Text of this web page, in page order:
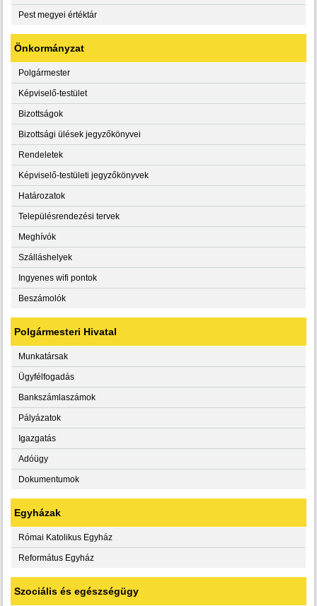
Pest megyei értéktár
Önkormányzat
Polgármester
Képviselő-testület
Bizottságok
Bizottsági ülések jegyzőkönyvei
Rendeletek
Képviselő-testületi jegyzőkönyvek
Határozatok
Településrendezési tervek
Meghívók
Szálláshelyek
Ingyenes wifi pontok
Beszámolók
Polgármesteri Hivatal
Munkatársak
Ügyfélfogadás
Bankszámlaszámok
Pályázatok
Igazgatás
Adóügy
Dokumentumok
Egyházak
Római Katolikus Egyház
Református Egyház
Szociális és egészségügy